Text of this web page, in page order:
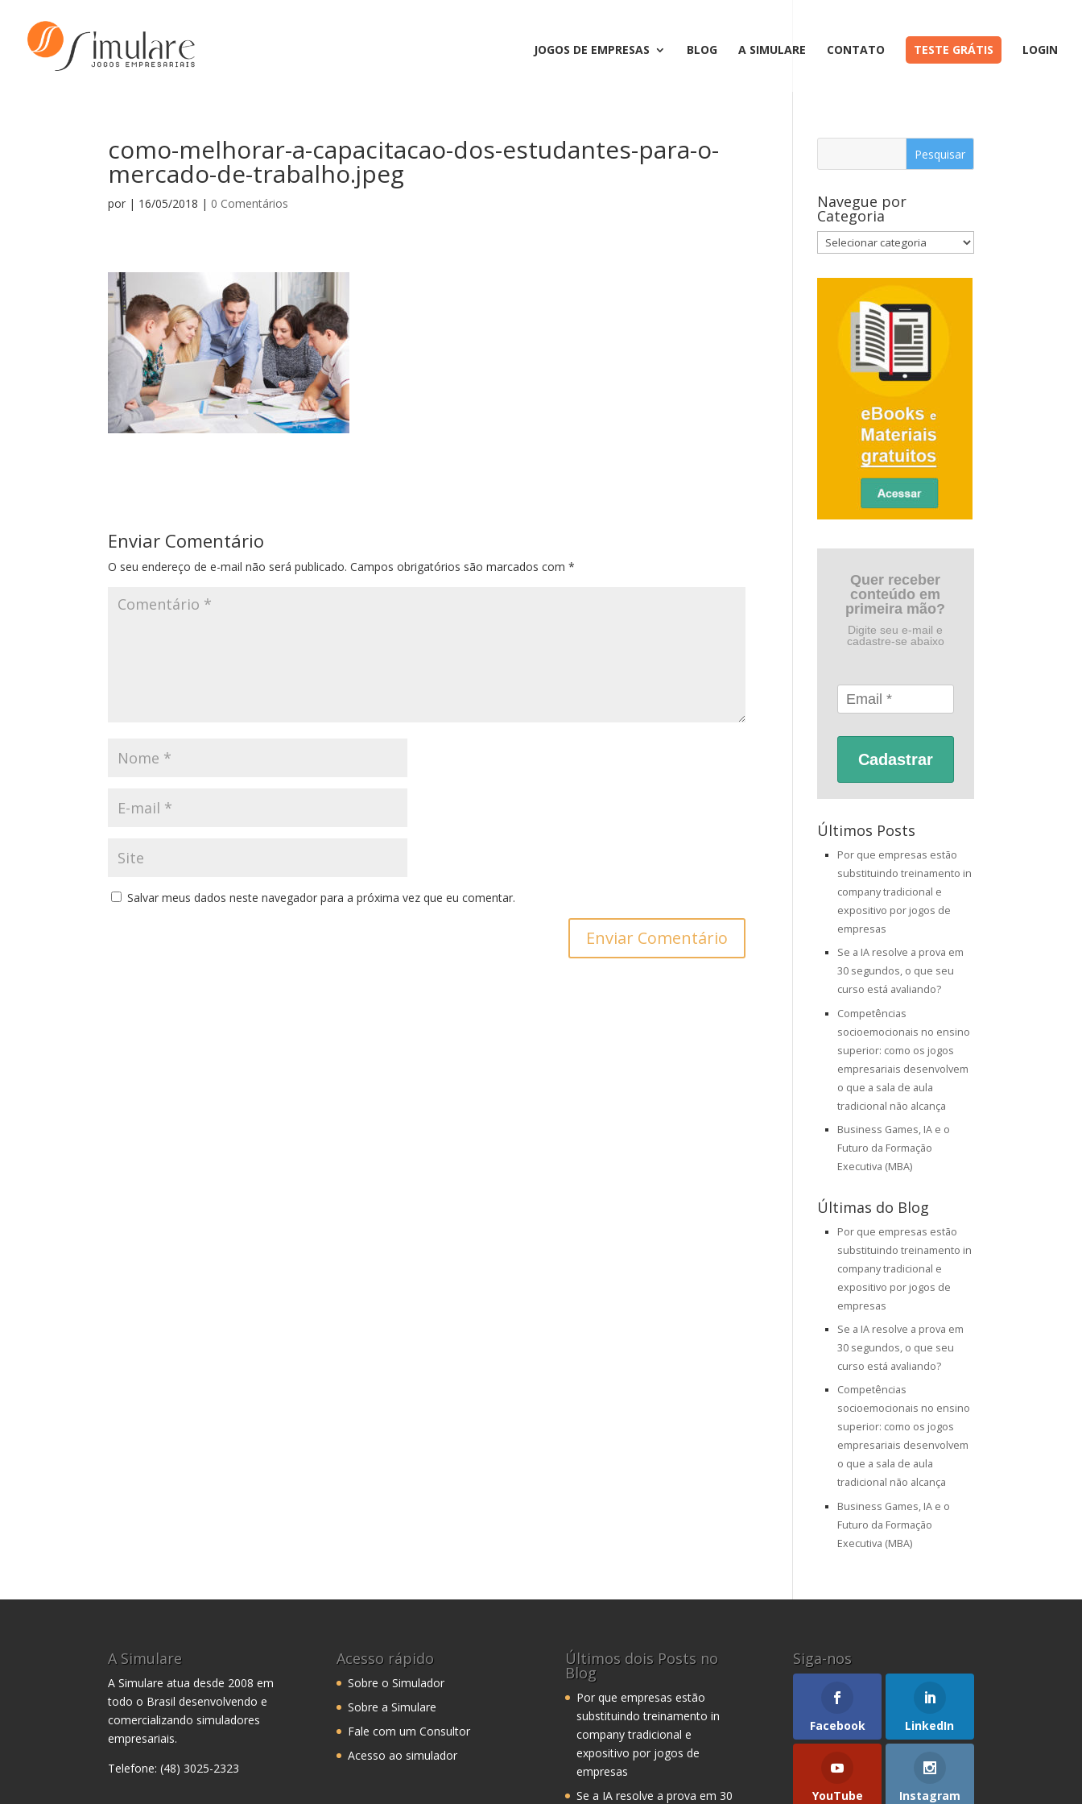
JOGOS DE EMPRESAS BLOG A SIMULARE CONTATO TESTE GRÁTIS LOGIN
como-melhorar-a-capacitacao-dos-estudantes-para-o-
mercado-de-trabalho.jpeg
por | 16/05/2018 | 0 Comentários
Enviar Comentário
O seu endereço de e-mail não será publicado. Campos obrigatórios são marcados com*
Salvar meus dados neste navegador para a próxima vez que eu comentar.
Navegue por
Categoria
Quer receber
conteúdo em
primeira mão?
Digite seu e-mail e
cadastre-se abaixo
Cadastrar
Últimos Posts
Por que empresas estão
substituindo treinamento in
company tradicional e
expositivo por jogos de
empresas
Se a IA resolve a prova em
30 segundos, o que seu
curso está avaliando?
Competências
socioemocionais no ensino
superior: como os jogos
empresariais desenvolvem
o que a sala de aula
tradicional não alcança
Business Games, IA e o
Futuro da Formação
Executiva (MBA)
Últimas do Blog
Por que empresas estão
substituindo treinamento in
company tradicional e
expositivo por jogos de
empresas
Se a IA resolve a prova em
30 segundos, o que seu
curso está avaliando?
Competências
socioemocionais no ensino
superior: como os jogos
empresariais desenvolvem
o que a sala de aula
tradicional não alcança
Business Games, IA e o
Futuro da Formação
Executiva (MBA)
A Simulare
A Simulare atua desde 2008 em
todo o Brasil desenvolvendo e
comercializando simuladores
empresariais.
Telefone: (48) 3025-2323
Acesso rápido
Sobre o Simulador
Sobre a Simulare
Fale com um Consultor
Acesso ao simulador
Últimos dois Posts no
Blog
Por que empresas estão
substituindo treinamento in
company tradicional e
expositivo por jogos de
empresas
Se a IA resolve a prova em 30
Siga-nos
Facebook LinkedIn
YouTube Instagram